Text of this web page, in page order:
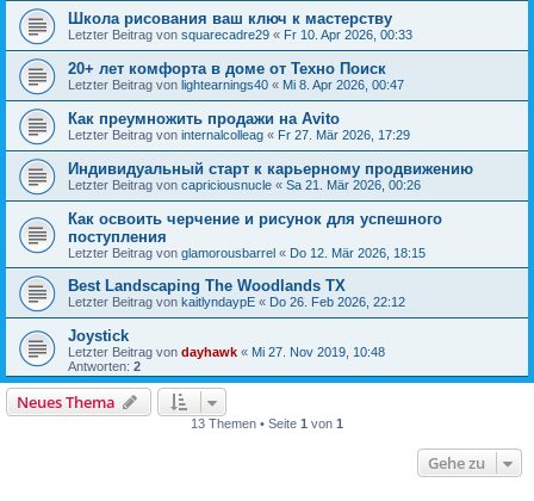
Школа рисования ваш ключ к мастерству
Letzter Beitrag von squarecadre29 « Fr 10. Apr 2026, 00:33
20+ лет комфорта в доме от Техно Поиск
Letzter Beitrag von lightearnings40 « Mi 8. Apr 2026, 00:47
Как преумножить продажи на Avito
Letzter Beitrag von internalcolleag « Fr 27. Mär 2026, 17:29
Индивидуальный старт к карьерному продвижению
Letzter Beitrag von capriciousnucle « Sa 21. Mär 2026, 00:26
Как освоить черчение и рисунок для успешного
поступления
Letzter Beitrag von glamorousbarrel « Do 12. Mär 2026, 18:15
Best Landscaping The Woodlands TX
Letzter Beitrag von kaitlyndaypE « Do 26. Feb 2026, 22:12
Joystick
Letzter Beitrag von dayhawk « Mi 27. Nov 2019, 10:48
Antworten: 2
Neues Thema
13 Themen • Seite 1 von 1
Gehe zu